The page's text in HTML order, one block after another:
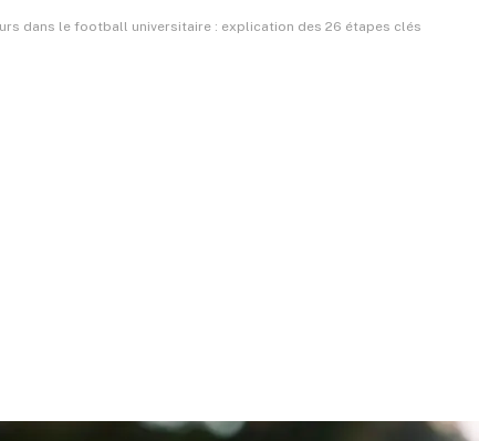
dans le football universitaire : explication des 26 étapes clés